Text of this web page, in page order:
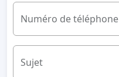
Numéro de téléphone
Sujet